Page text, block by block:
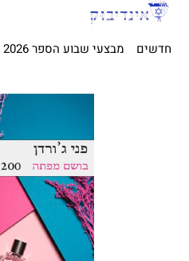
חדשים מבצעי שבוע הספר 2026